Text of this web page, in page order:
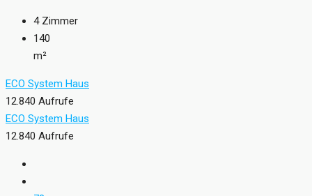
4 Zimmer
140
m²
ECO System Haus
12.840 Aufrufe
ECO System Haus
12.840 Aufrufe